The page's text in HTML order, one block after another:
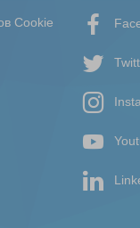
Cookie